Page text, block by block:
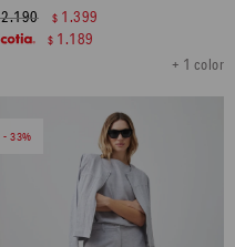
+ 1 color
2.190 $ 1.399
$ 1.189
33